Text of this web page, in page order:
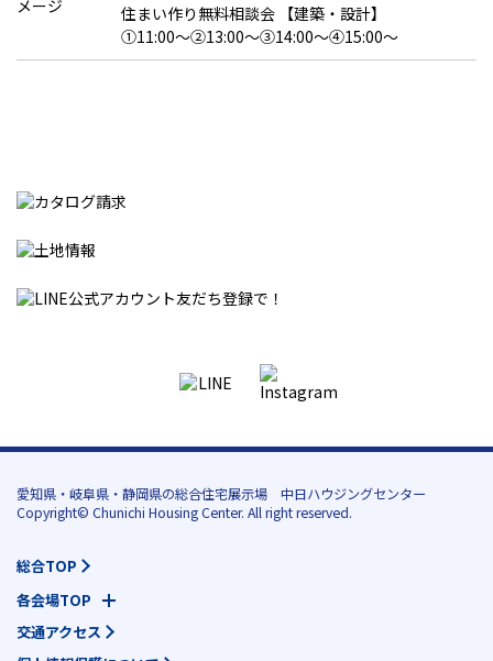
住まい作り無料相談会 【建築・設計】
①11:00～②13:00～③14:00～④15:00～
愛知県・岐阜県・静岡県の総合住宅展示場 中日ハウジングセンター
Copyright© Chunichi Housing Center. All right reserved.
総合TOP
各会場TOP
交通アクセス